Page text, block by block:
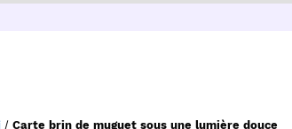
/ Carte brin de muguet sous une lumière douce